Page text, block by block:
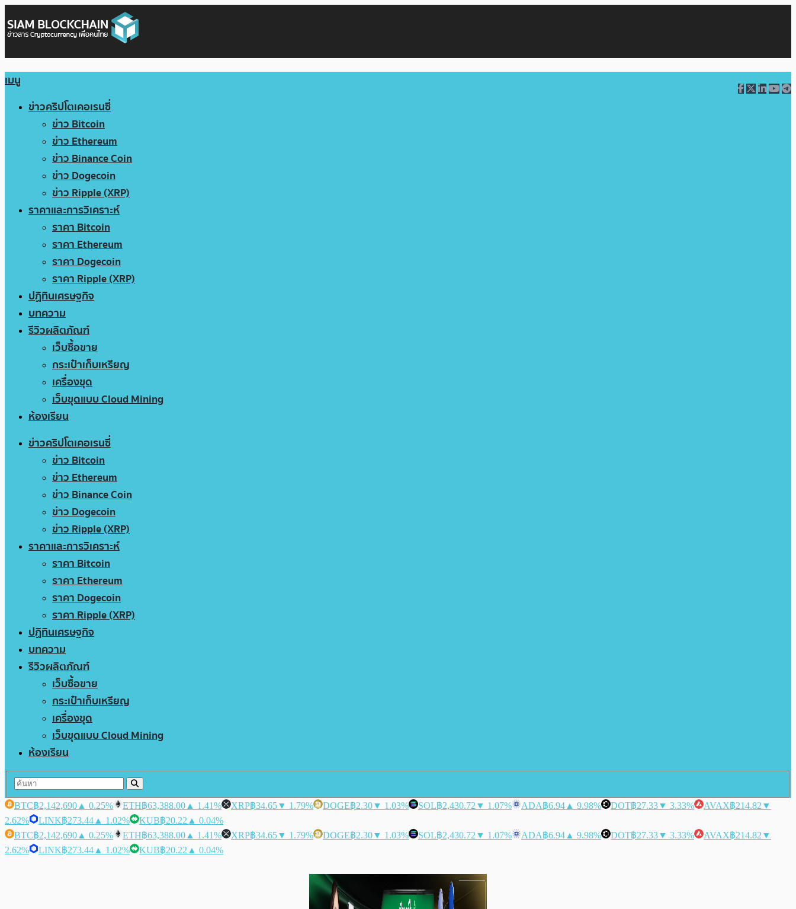
เมนู
ข่าวคริปโตเคอเรนซี่
ข่าว Bitcoin
ข่าว Ethereum
ข่าว Binance Coin
ข่าว Dogecoin
ข่าว Ripple (XRP)
ราคาและการวิเคราะห์
ราคา Bitcoin
ราคา Ethereum
ราคา Dogecoin
ราคา Ripple (XRP)
ปฏิทินเศรษฐกิจ
บทความ
รีวิวผลิตภัณฑ์
เว็บซื้อขาย
กระเป๋าเก็บเหรียญ
เครื่องขุด
เว็บขุดแบบ Cloud Mining
ห้องเรียน
ข่าวคริปโตเคอเรนซี่
ข่าว Bitcoin
ข่าว Ethereum
ข่าว Binance Coin
ข่าว Dogecoin
ข่าว Ripple (XRP)
ราคาและการวิเคราะห์
ราคา Bitcoin
ราคา Ethereum
ราคา Dogecoin
ราคา Ripple (XRP)
ปฏิทินเศรษฐกิจ
บทความ
รีวิวผลิตภัณฑ์
เว็บซื้อขาย
กระเป๋าเก็บเหรียญ
เครื่องขุด
เว็บขุดแบบ Cloud Mining
ห้องเรียน
BTC฿2,142,690 ▲ 0.25% ETH฿63,388.00 ▲ 1.41% XRP฿34.65▼ 1.79% DOGE฿2.30▼ 1.03% SOL฿2,430.72 ▼ 1.07% ADA฿6.94 ▲ 9.98% DOT฿27.33▼ 3.33% AVAX฿214.82 ▼
2.62%
LINK฿273.44 ▲ 1.02% KUB฿20.22 ▲ 0.04%
BTC฿2,142,690 ▲ 0.25% ETH฿63,388.00 ▲ 1.41% XRP฿34.65▼ 1.79% DOGE฿2.30▼ 1.03% SOL฿2,430.72 ▼ 1.07% ADA฿6.94 ▲ 9.98% DOT฿27.33▼ 3.33% AVAX฿214.82 ▼
2.62%
LINK฿273.44 ▲ 1.02% KUB฿20.22 ▲ 0.04%